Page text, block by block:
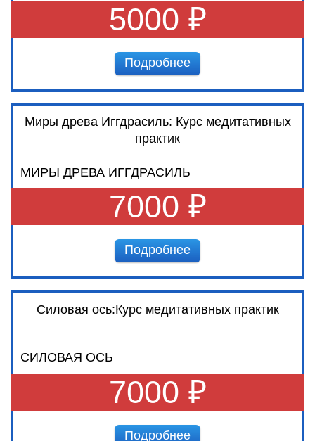
5000 ₽
Подробнее
Миры древа Иггдрасиль: Курс медитативных
практик
МИРЫ ДРЕВА ИГГДРАСИЛЬ
7000 ₽
Подробнее
Силовая ось:Курс медитативных практик
СИЛОВАЯ ОСЬ
7000 ₽
Подробнее